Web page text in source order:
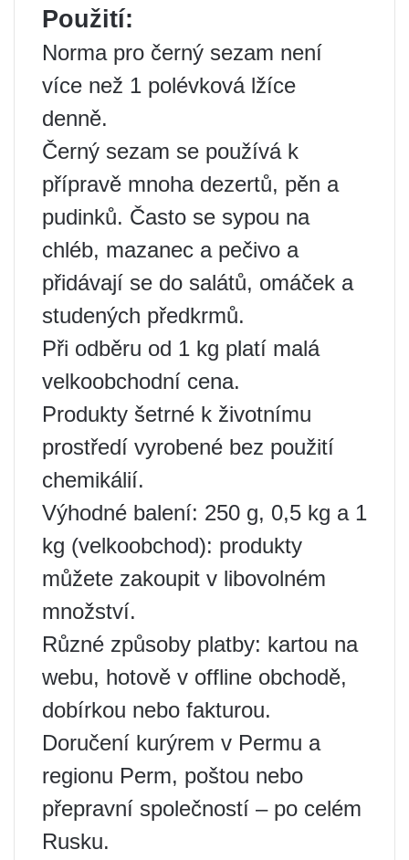
Použití:
Norma pro černý sezam není
více než 1 polévková lžíce
denně.
Černý sezam se používá k
přípravě mnoha dezertů, pěn a
pudinků. Často se sypou na
chléb, mazanec a pečivo a
přidávají se do salátů, omáček a
studených předkrmů.
Při odběru od 1 kg platí malá
velkoobchodní cena.
Produkty šetrné k životnímu
prostředí vyrobené bez použití
chemikálií.
Výhodné balení: 250 g, 0,5 kg a 1
kg (velkoobchod): produkty
můžete zakoupit v libovolném
množství.
Různé způsoby platby: kartou na
webu, hotově v offline obchodě,
dobírkou nebo fakturou.
Doručení kurýrem v Permu a
regionu Perm, poštou nebo
přepravní společností – po celém
Rusku.